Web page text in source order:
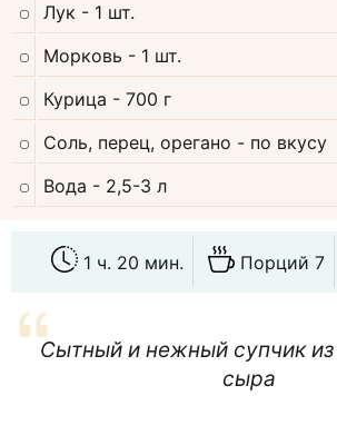
Лук - 1 шт.
Морковь - 1 шт.
Курица - 700 г
Соль, перец, орегано - по вкусу
Вода - 2,5-3 л
1 ч. 20 мин. Порций 7
Сытный и нежный супчик из
сыра